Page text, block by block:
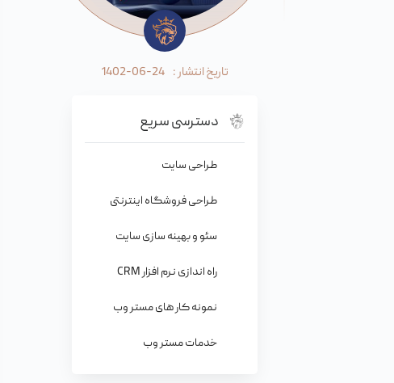
تاریخ انتشار : 1402-06-24
دسترسی سریع
طراحی سایت
طراحی فروشگاه اینترنتی
سئو و بهینه سازی سایت
راه اندازی نرم افزار CRM
نمونه کار های مستر وب
خدمات مستر وب